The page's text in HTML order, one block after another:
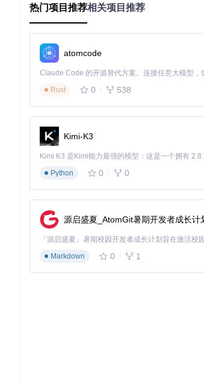
cd whisper-diarization
基础使用参数
-a, --audio
--suppress-numerals
数字抑制开关
基础使用示例：
「场景落地：四大行业的效率革命」
会议场景：48小时→20分钟的记录革命
键信息遗漏率降低85%。
热门项目推荐相关项目推荐
atomcode
Rust
0 538
Kimi-K3
Python
0 0
源启盛夏_AtomGit暑期开发者成长计
Markdown
0 1